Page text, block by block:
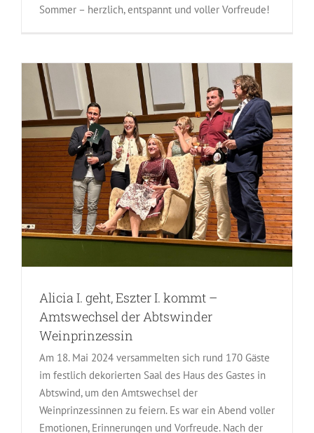
Sommer – herzlich, entspannt und voller Vorfreude!
Alicia I. geht, Eszter I. kommt –
Amtswechsel der Abtswinder
Weinprinzessin
Am 18. Mai 2024 versammelten sich rund 170 Gäste
im festlich dekorierten Saal des Haus des Gastes in
Abtswind, um den Amtswechsel der
Weinprinzessinnen zu feiern. Es war ein Abend voller
Emotionen, Erinnerungen und Vorfreude. Nach der